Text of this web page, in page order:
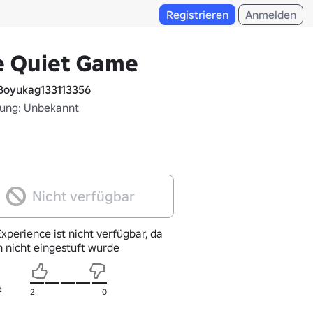
Registrieren Anmelden
Quiet Game
Unbekannt
Nicht verfügbar
ist nicht verfügbar, da
nicht eingestuft wurde
2 0